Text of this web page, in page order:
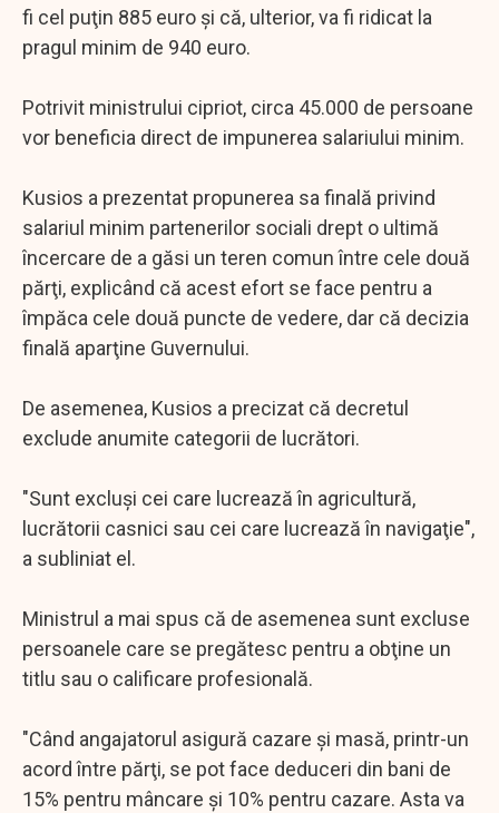
fi cel puţin 885 euro şi că, ulterior, va fi ridicat la
pragul minim de 940 euro.
Potrivit ministrului cipriot, circa 45.000 de persoane
vor beneficia direct de impunerea salariului minim.
Kusios a prezentat propunerea sa finală privind
salariul minim partenerilor sociali drept o ultimă
încercare de a găsi un teren comun între cele două
părţi, explicând că acest efort se face pentru a
împăca cele două puncte de vedere, dar că decizia
finală aparţine Guvernului.
De asemenea, Kusios a precizat că decretul
exclude anumite categorii de lucrători.
"Sunt excluşi cei care lucrează în agricultură,
lucrătorii casnici sau cei care lucrează în navigaţie",
a subliniat el.
Ministrul a mai spus că de asemenea sunt excluse
persoanele care se pregătesc pentru a obţine un
titlu sau o calificare profesională.
"Când angajatorul asigură cazare şi masă, printr-un
acord între părţi, se pot face deduceri din bani de
15% pentru mâncare şi 10% pentru cazare. Asta va